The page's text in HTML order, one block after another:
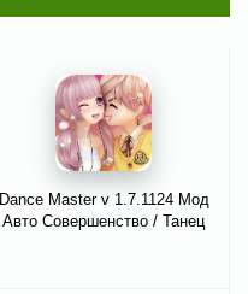
Dance Master v 1.7.1124 Мод
Авто Совершенство / Танец